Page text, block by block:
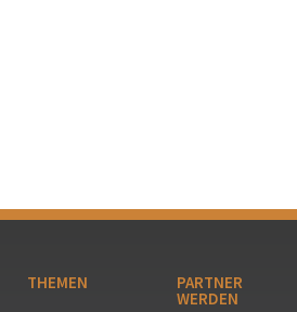
THEMEN PARTNER
WERDEN